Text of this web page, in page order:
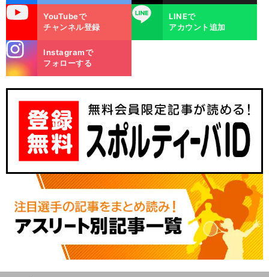
YouTubeで
チャンネル登録
LINE
LINEで
アカウント追加
m
Instagramで
フォローする